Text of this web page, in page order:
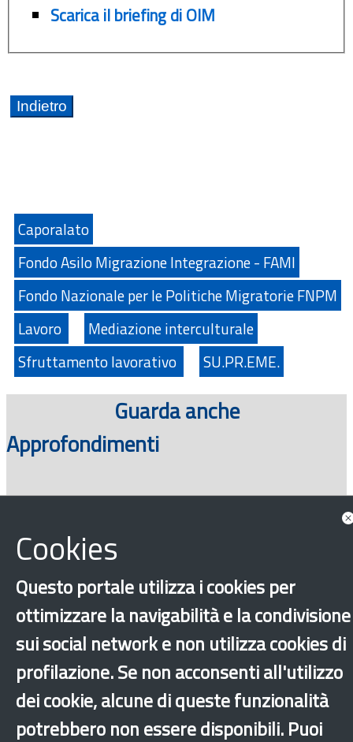
Scarica il briefing di OIM
Caporalato
Fondo Asilo Migrazione Integrazione - FAMI
Fondo Nazionale per le Politiche Migratorie FNPM
Lavoro
Mediazione interculturale
Sfruttamento lavorativo
SU.PR.EME.
Guarda anche
Approfondimenti
×
Cookies
Questo portale utilizza i cookies per
ottimizzare la navigabilità e la condivisione
sui social network e non utilizza cookies di
profilazione. Se non acconsenti all'utilizzo
dei cookie, alcune di queste funzionalità
potrebbero non essere disponibili. Puoi
Dichiarazione di accessibilità Mappa del sito Legal & Privacy
Contatti